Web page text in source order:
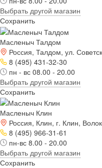
Выбрать другой магазин
Сохранить
Масленыч Талдом
Россия, Талдом, ул.
8 (495) 431-32-30
пн - вс 08.00 - 20.00
Выбрать другой магазин
Сохранить
Масленыч Клин
Россия, Клин, г. Клин,
8 (495) 966-31-61
пн-вс 8.00 - 20.00
Выбрать другой магазин
Сохранить